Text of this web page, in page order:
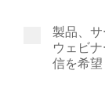
製品、サ
ウェビ
信を希